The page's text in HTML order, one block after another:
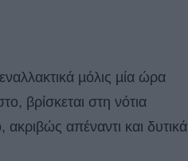
µόλις µία ώρα
βρίσκεται στη νότια
ακριβώς απέναντι και δυτικά